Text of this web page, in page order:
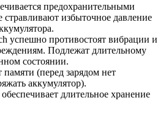
предохранительными
стравливают избыточное давление
успешно противостоят вибрации и
Подлежат длительному
состоянии.
памяти (перед зарядом нет
аккумулятор).
длительное хранение